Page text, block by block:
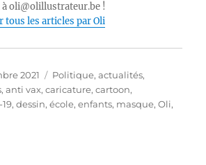
oli@olillustrateur.be !
tous les articles par Oli
2021 Catégories
Politique, actualités,
,anti vax,caricature,cartoon,
,dessin,école,enfants, masque,Oli,